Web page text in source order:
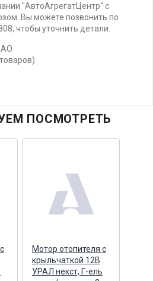
"АвтоАгрегатЦентр" с
Вы можете позвонить по
чтобы уточнить детали.
АО
ПОСМОТРЕТЬ
Мотор отопителя с
крыльчаткой 12В
УРАЛ некст, Г-ель